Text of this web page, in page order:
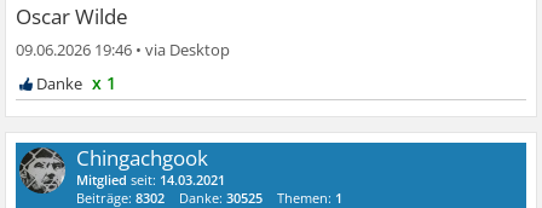
Oscar Wilde
09.06.2026 19:46 •
x 1
Chingachgook
Mitglied seit: 14.03.2021
Beiträge:8302 Danke:30525 Themen: 1